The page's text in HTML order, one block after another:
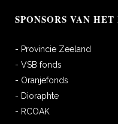
SPONSORS VAN
- Provincie Zeeland
- VSB fonds
- Oranjefonds
- Dioraphte
- RCOAK